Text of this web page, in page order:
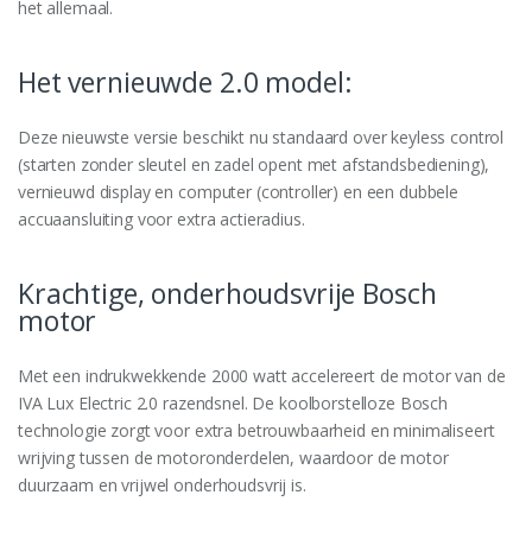
het allemaal.
Het vernieuwde 2.0 model:
Deze nieuwste versie beschikt nu standaard over keyless control
(starten zonder sleutel en zadel opent met afstandsbediening),
vernieuwd display en computer (controller) en een dubbele
accuaansluiting voor extra actieradius.
Krachtige, onderhoudsvrije Bosch
motor
Met een indrukwekkende 2000 watt accelereert de motor van de
IVA Lux Electric 2.0 razendsnel. De koolborstelloze Bosch
technologie zorgt voor extra betrouwbaarheid en minimaliseert
wrijving tussen de motoronderdelen, waardoor de motor
duurzaam en vrijwel onderhoudsvrij is.